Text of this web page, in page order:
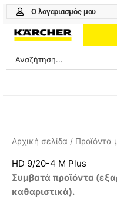
Μετάβαση
περιεχόμενο
Ο λογαριασμός μου
Search
...
PROFESSIONAL
ΑΞΕΣΟΥΑΡ
Αρχική σελίδα / Προϊόντα
HD 9/20-4 M Plus
Συμβατά προϊόντα (
καθαριστικά).